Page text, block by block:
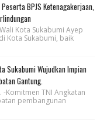
BPJS Ketenagakerjaan,
Kota Sukabumi Ayep
Kota Sukabumi, baik
Sukabumi Wujudkan Impian
Gantung.
-Komitmen TNI Angkatan
pembangunan